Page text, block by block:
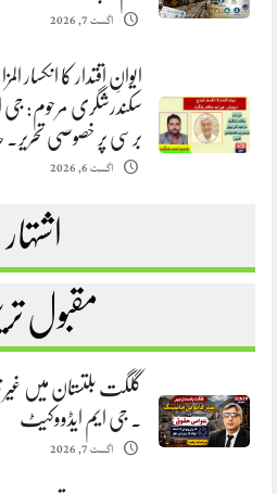
اگست 7, 2026
ایوانِ اقتدار کا انکسار
سکندرشگری مرحوم: جی
برسی پر خصوصی تحریر.
اگست 6, 2026
اشتہار
مقبول
گلگت بلتستان میں غیر
. جی ایم ایڈووکیٹ
اگست 7, 2026